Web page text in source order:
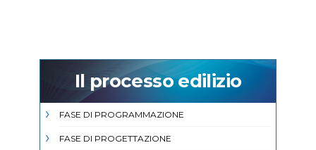
Il processo edilizio
FASE DI PROGRAMMAZIONE
FASE DI PROGETTAZIONE